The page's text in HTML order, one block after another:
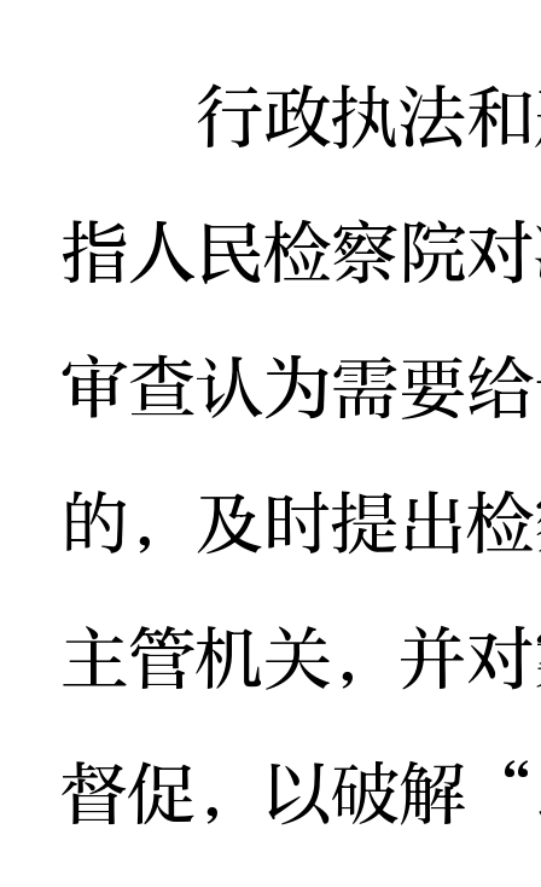
行政执法和
指人民检察院
审查认为需要
的，及时提出
主管机关，并
督促，以破解